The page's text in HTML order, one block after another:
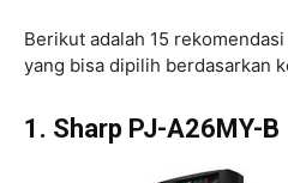
Berikut adalah 15
yang bisa dipilih berdasarkan
1. Sharp PJ-A26MY-B